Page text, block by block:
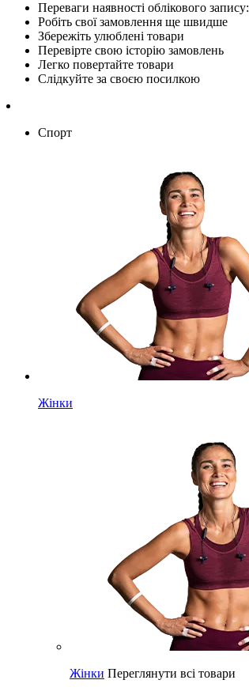
Переваги наявності облікового запису:
Робіть свої замовлення ще швидше
Збережіть улюблені товари
Перевірте свою історію замовлень
Легко повертайте товари
Слідкуйте за своєю посилкою
Спорт
Жінки
Жінки Переглянути всі товари